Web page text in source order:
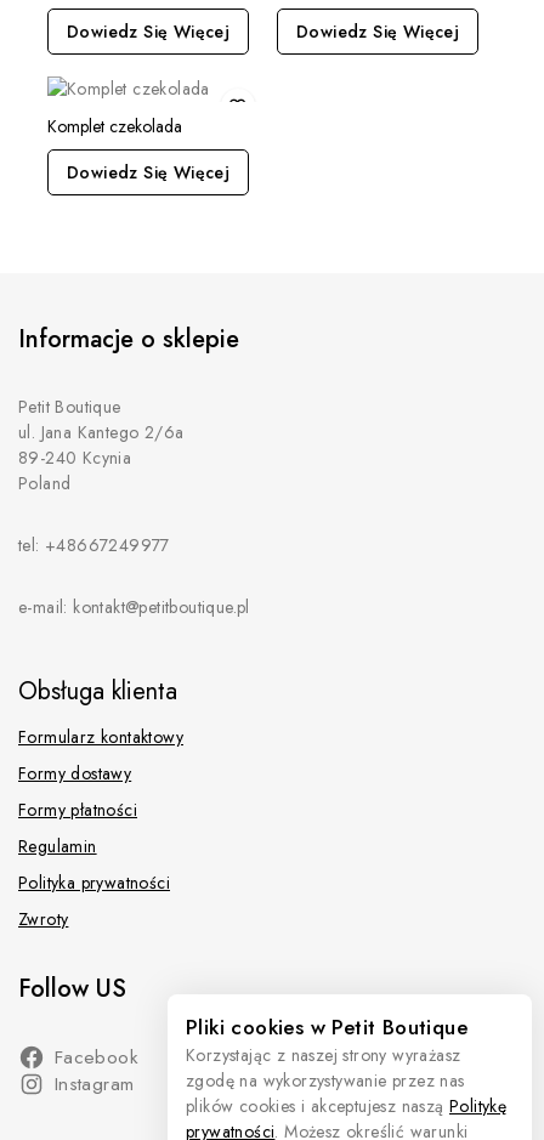
Dowiedz Się Więcej
Dowiedz Się Więcej
Komplet czekolada
Dowiedz Się Więcej
Informacje o sklepie
Petit Boutique
ul. Jana Kantego 2/6a
89-240 Kcynia
Poland
tel: +48667249977
e-mail: kontakt@petitboutique.pl
Obsługa klienta
Formularz kontaktowy
Formy dostawy
Formy płatności
Regulamin
Polityka prywatności
Zwroty
Follow US
Facebook
Instagram
Pliki cookies w Petit Boutique
Korzystając z naszej strony wyrażasz
zgodę na wykorzystywanie przez nas
plików cookies i akceptujesz naszą Politykę
prywatności. Możesz określić warunki